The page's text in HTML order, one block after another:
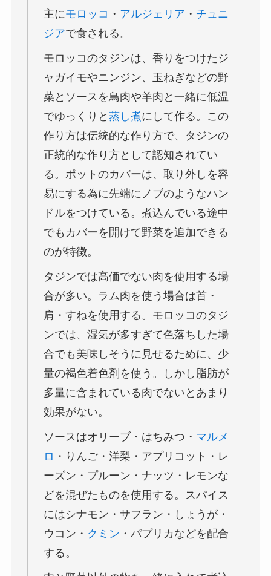
主にモロッコ ・ アルジェリア ・ チュニ
ジアで食される。
モロッコのタジンは、香りをつけたジ
ャガイモやニンジン、玉ねぎなどの野
菜とソースを鳥肉や羊肉と一緒に低温
でゆっくりと 蒸し煮にして作る。この
作り方は伝統的な作り方で、タジンの
正統的な作り方として認知されてい
る。ポットのカバーは、取り外しを容
易にする為に先端にノブのようなハン
ドルをつけている。煮込んでいる途中
でもカバーを開けて野菜を追加できる
のが特徴。
タジンでは高価でない肉を使用する場
合が多い。ラム肉を使う場合は首・
肩・すねを使用する。モロッコのタジ
ンでは、湿気が多すぎて色落ちした場
合でも美味しそうに見せるために、少
量の褐色着色剤を使う。しかし脂肪が
多量に含まれている肉でないとあまり
効果がない。
ソースはオリーブ・はちみつ・ マルメ
ロ ・りんご・洋梨・アプリコット・レ
ーズン・プルーン・ナッツ・レモンな
どを混ぜたものを使用する。スパイス
にはシナモン・サフラン・しょうが・
ウコン・ クミン ・パプリカなどを配合
する。